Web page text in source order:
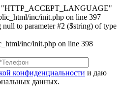
"HTTP_ACCEPT_LANGUAGE"
inc/init.php on line 397
null to parameter #2 ($string) of type
inc/init.php on line 398
конфиденциальности и даю
данных.